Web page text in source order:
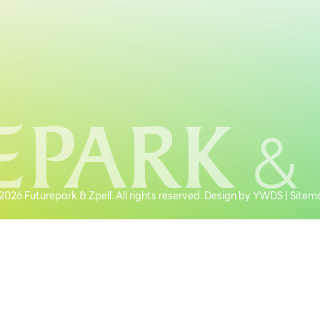
Futurepark & Zpell. All rights reserved. Design byYWDS|